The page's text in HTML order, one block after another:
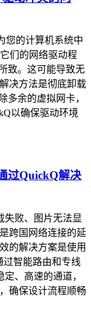
您的计算机系统中
们的网络驱动程
致。这可能导致无
决方法是彻底卸载
多余的虚拟网卡，
以确保驱动环境
过QuickQ解决
失败、图片无法显
跨国网络连接的延
的解决方案是使用
过智能路由和专线
、高速的通道，
确保设计流程顺畅